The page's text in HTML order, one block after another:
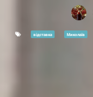
відставка Миколаїв